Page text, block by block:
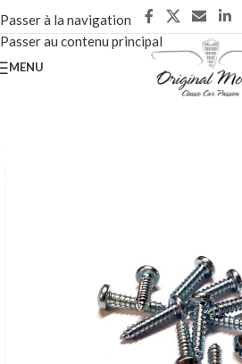
Passer à la navigation
Passer au contenu principal
MENU